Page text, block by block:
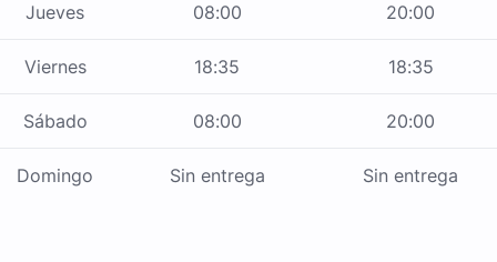
Jueves 08:00 20:00
Viernes 18:35 18:35
Sábado 08:00 20:00
Domingo Sin entrega Sin entrega